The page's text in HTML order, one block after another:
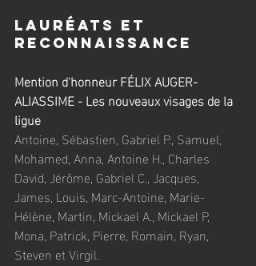
Lauréats et
Reconnaissance
Mention d'honneur FÉLIX AUGER-
ALIASSIME - Les nouveaux visages de la
ligue
Antoine, Sébastien, Gabriel P., Samuel,
Mohamed, Anna, Antoine H., Charles
David, Jérôme, Gabriel C., Jacques,
James, Louis, Marc-Antoine, Marie-
Hélène, Martin, Mickael A., Mickael P,
Mona, Patrick, Pierre, Romain, Ryan,
Steven et Virgil.